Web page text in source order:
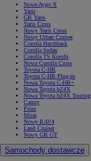
Nowe Aygo X
Yaris
GR Yaris
Yaris Cross
Nowy Yaris Cross
Nowy Urban Cruiser
Corolla Hatchback
Corolla Sedan
Corolla TS Kombi
Nowa Corolla Cross
Toyota C-HR
Toyota C-HR Plug-in
Nowa Toyota C-HR+
Nowa Toyota bZ4X
Nowa Toyota bZ4X Touring
Camry
Prius
Mirai
Nowy RAV4
Land Cruiser
Nowy GR GT
Samochody dostawcze